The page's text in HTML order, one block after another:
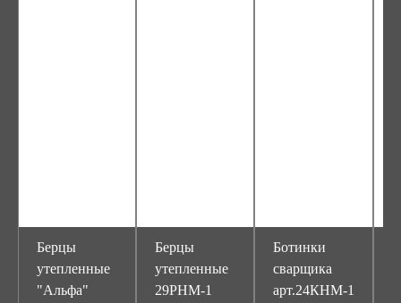
Берцы
утепленные
"Альфа"
Берцы
утепленные
29РНМ-1
Ботинки
сварщика
арт.24КНМ-1